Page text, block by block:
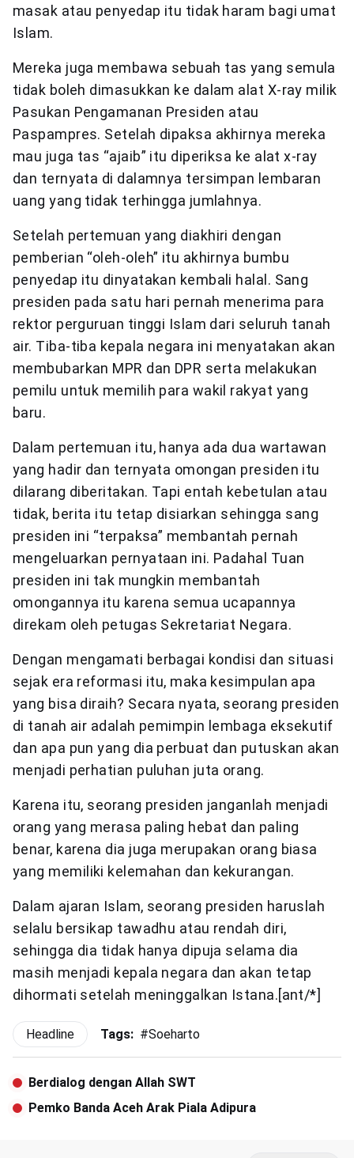
masak atau penyedap itu tidak haram bagi umat
Islam.
Mereka juga membawa sebuah tas yang semula
tidak boleh dimasukkan ke dalam alat X-ray milik
Pasukan Pengamanan Presiden atau
Paspampres. Setelah dipaksa akhirnya mereka
mau juga tas “ajaib” itu diperiksa ke alat x-ray
dan ternyata di dalamnya tersimpan lembaran
uang yang tidak terhingga jumlahnya.
Setelah pertemuan yang diakhiri dengan
pemberian “oleh-oleh” itu akhirnya bumbu
penyedap itu dinyatakan kembali halal. Sang
presiden pada satu hari pernah menerima para
rektor perguruan tinggi Islam dari seluruh tanah
air. Tiba-tiba kepala negara ini menyatakan akan
membubarkan MPR dan DPR serta melakukan
pemilu untuk memilih para wakil rakyat yang
baru.
Dalam pertemuan itu, hanya ada dua wartawan
yang hadir dan ternyata omongan presiden itu
dilarang diberitakan. Tapi entah kebetulan atau
tidak, berita itu tetap disiarkan sehingga sang
presiden ini “terpaksa” membantah pernah
mengeluarkan pernyataan ini. Padahal Tuan
presiden ini tak mungkin membantah
omongannya itu karena semua ucapannya
direkam oleh petugas Sekretariat Negara.
Dengan mengamati berbagai kondisi dan situasi
sejak era reformasi itu, maka kesimpulan apa
yang bisa diraih? Secara nyata, seorang presiden
di tanah air adalah pemimpin lembaga eksekutif
dan apa pun yang dia perbuat dan putuskan akan
menjadi perhatian puluhan juta orang.
Karena itu, seorang presiden janganlah menjadi
orang yang merasa paling hebat dan paling
benar, karena dia juga merupakan orang biasa
yang memiliki kelemahan dan kekurangan.
Dalam ajaran Islam, seorang presiden haruslah
selalu bersikap tawadhu atau rendah diri,
sehingga dia tidak hanya dipuja selama dia
masih menjadi kepala negara dan akan tetap
dihormati setelah meninggalkan Istana.[ant/*]
Headline Tags: #Soeharto
Berdialog dengan Allah SWT
Pemko Banda Aceh Arak Piala Adipura